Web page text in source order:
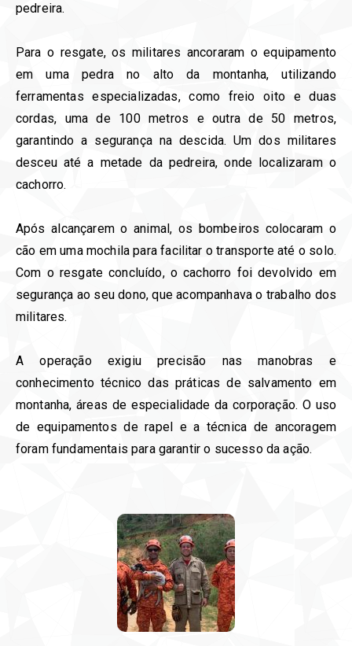
pedreira.
Para o resgate, os militares ancoraram o equipamento
em uma pedra no alto da montanha, utilizando
ferramentas especializadas, como freio oito e duas
cordas, uma de 100 metros e outra de 50 metros,
garantindo a segurança na descida. Um dos militares
desceu até a metade da pedreira, onde localizaram o
cachorro.
Após alcançarem o animal, os bombeiros colocaram o
cão em uma mochila para facilitar o transporte até o solo.
Com o resgate concluído, o cachorro foi devolvido em
segurança ao seu dono, que acompanhava o trabalho dos
militares.
A operação exigiu precisão nas manobras e
conhecimento técnico das práticas de salvamento em
montanha, áreas de especialidade da corporação. O uso
de equipamentos de rapel e a técnica de ancoragem
foram fundamentais para garantir o sucesso da ação.